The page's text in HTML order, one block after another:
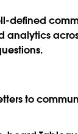
defined
analytics
to